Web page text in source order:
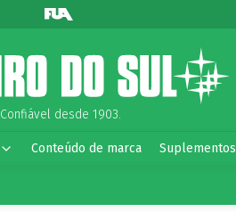
Confiável desde 1903.
Conteúdo de marca Suplementos